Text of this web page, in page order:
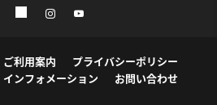
ご利用案内
プライバシーポリシー
インフォメーション お問い合わせ